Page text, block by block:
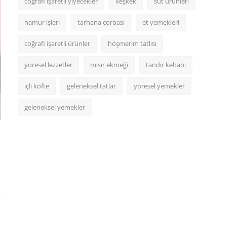
hamur işleri tarhana çorbası et yemekleri
coğrafi işaretli ürünler höşmerim tatlısı
yöresel lezzetler mısır ekmeği tandır kebabı
içli köfte geleneksel tatlar yöresel yemekler
geleneksel yemekler